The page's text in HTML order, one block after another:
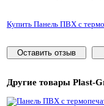
Купить Панель ПВХ с
Оставить отзыв
Другие товары Plast-